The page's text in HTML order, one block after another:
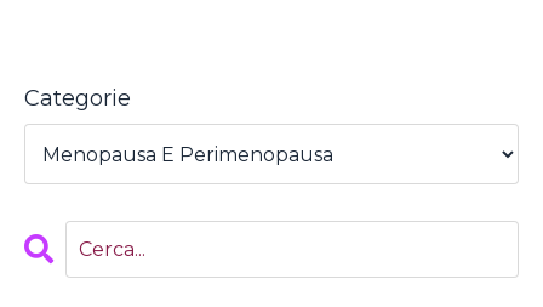
Categorie